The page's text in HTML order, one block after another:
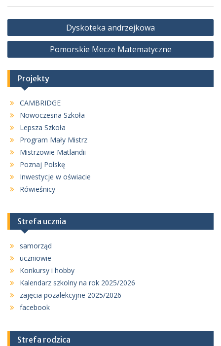
Nawigacja
wpisu
Dyskoteka andrzejkowa
Pomorskie Mecze Matematyczne
Projekty
CAMBRIDGE
Nowoczesna Szkoła
Lepsza Szkoła
Program Mały Mistrz
Mistrzowie Matlandii
Poznaj Polskę
Inwestycje w oświacie
Rówieśnicy
Strefa ucznia
samorząd
uczniowie
Konkursy i hobby
Kalendarz szkolny na rok 2025/2026
zajęcia pozalekcyjne 2025/2026
facebook
Strefa rodzica